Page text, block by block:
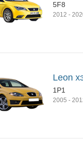
5F8
2012 -
Leon
1P1
2005 -